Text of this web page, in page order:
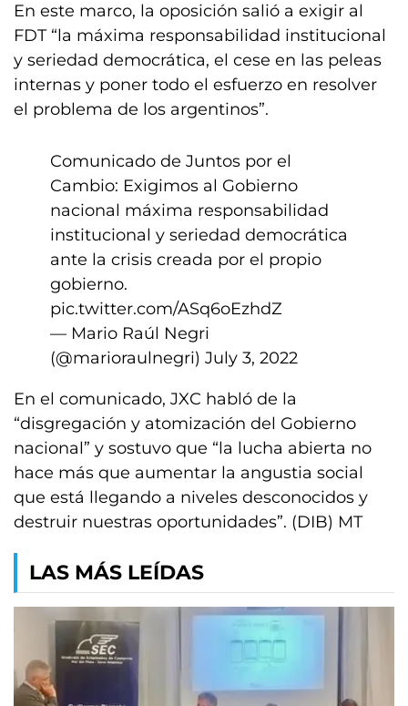
En este marco, la oposición salió a exigir al
FDT “la máxima responsabilidad institucional
y seriedad democrática, el cese en las peleas
internas y poner todo el esfuerzo en resolver
el problema de los argentinos”.
Comunicado de Juntos por el
Cambio: Exigimos al Gobierno
nacional máxima responsabilidad
institucional y seriedad democrática
ante la crisis creada por el propio
gobierno.
pic.twitter.com/ASq6oEzhdZ
— Mario Raúl Negri
(@marioraulnegri) July 3, 2022
En el comunicado, JXC habló de la
“disgregación y atomización del Gobierno
nacional” y sostuvo que “la lucha abierta no
hace más que aumentar la angustia social
que está llegando a niveles desconocidos y
destruir nuestras oportunidades”. (DIB) MT
LAS MÁS LEÍDAS